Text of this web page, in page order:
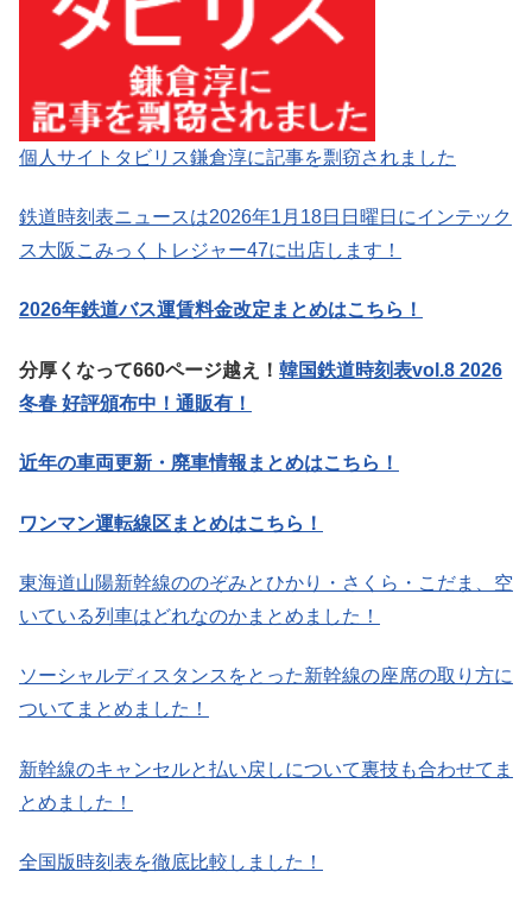
個人サイトタビリス鎌倉淳に記事を剽窃されました
鉄道時刻表ニュースは2026年1月18日日曜日にインテック
ス大阪こみっくトレジャー47に出店します！
2026年鉄道バス運賃料金改定まとめはこちら！
分厚くなって660ページ越え！ 韓国鉄道時刻表vol.8 2026
冬春 好評頒布中！通販有！
近年の車両更新・廃車情報まとめはこちら！
ワンマン運転線区まとめはこちら！
東海道山陽新幹線ののぞみとひかり・さくら・こだま、空
いている列車はどれなのかまとめました！
ソーシャルディスタンスをとった新幹線の座席の取り方に
ついてまとめました！
新幹線のキャンセルと払い戻しについて裏技も合わせてま
とめました！
全国版時刻表を徹底比較しました！